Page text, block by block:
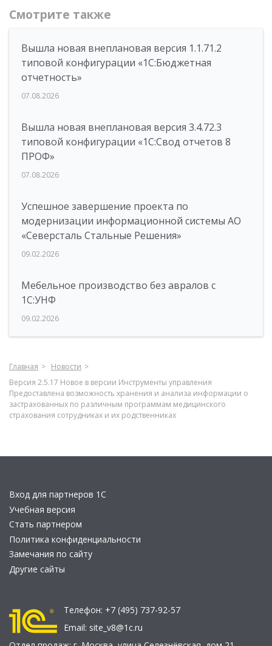
Смотрите также
Вышла новая внеплановая версия 1.1.71.2
типовой конфигурации «1C:Бюджетная
отчетность»
07.08.2026
Вышла новая внеплановая версия 3.4.72.3
типовой конфигурации «1C:Свод отчетов 8
ПРОФ»
07.08.2026
Успешное завершение проекта по
модернизации информационной системы АО
«Северсталь Стальные Решения»
09.02.2026
Мебельное производство без авралов с
1С:УНФ
09.02.2026
Главная
Новости
Версия 2.5.17 Новое в версии Инструменты управления
Предоставлена возможность хранения и анализа информации о
застрахованных по различным программам медицинского
страхования сотрудниках и их родственниках
Вход для партнеров 1С
Учебная версия
Стать партнером
Политика конфиденциальности
Замечания по сайту
Другие сайты
Телефон: +7 (495) 737-92-57
Email: site_v8@1c.ru